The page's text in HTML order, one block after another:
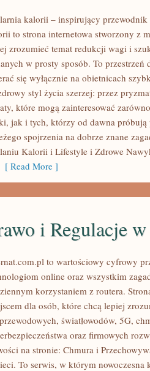
kalorii – inspirujący
to strona internetowa stworzony z
zrozumieć temat redukcji wagi i
w prosty sposób. To
się wyłącznie na obietnicach
styl życia szerzej: przez
które mogą zainteresować
jak i tych, którzy od dawna
spojrzenia na dobrze znane
Kalorii i Lifestyle i Zdrowe
[ Read More ]
i Regulacje
to wartościowy cyfrowy
online oraz wszystkim
korzystaniem z routera.
dla osób, które chcą lepiej
światłowodów, 5G,
oraz firmowych
na stronie: Chmura i
To serwis, w którym nowoczesna